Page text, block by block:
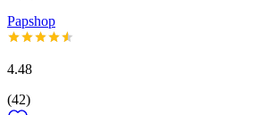
Papshop
4.48
(42)